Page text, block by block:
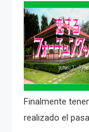
Finalmente
realizado el